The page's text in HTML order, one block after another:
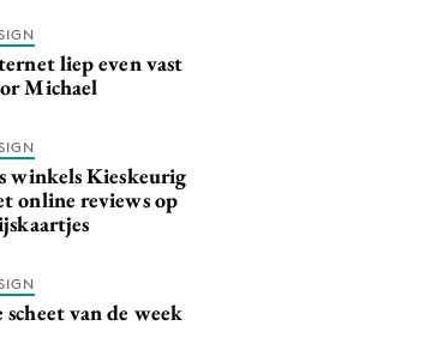
liep even vast
Michael
winkels Kieskeurig
online reviews op
scheet van de week